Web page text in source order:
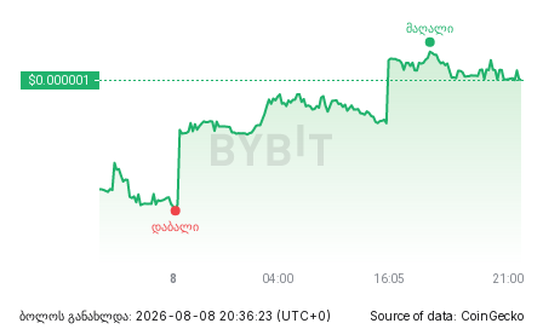
ბოლოს განახლდა: 2026-08-08 20:36:23 (UTC+0) Source of data: CoinGecko